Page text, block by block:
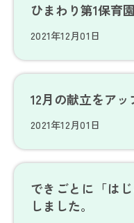
ひまわり第1保育
2021年12月01日
12月の献立をアッ
2021年12月01日
できごとに「は
しました。